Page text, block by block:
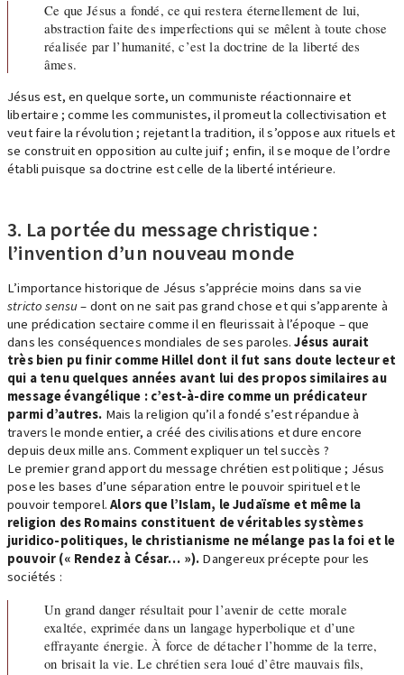
Ce que Jésus a fondé, ce qui restera éternellement de lui,
abstraction faite des imperfections qui se mêlent à toute chose
réalisée par l’humanité, c’est la doctrine de la liberté des
âmes.
Jésus est, en quelque sorte, un communiste réactionnaire et
libertaire ; comme les communistes, il promeut la collectivisation et
veut faire la révolution ; rejetant la tradition, il s’oppose aux rituels et
se construit en opposition au culte juif ; enfin, il se moque de l’ordre
établi puisque sa doctrine est celle de la liberté intérieure.
3. La portée du message christique :
l’invention d’un nouveau monde
L’importance historique de Jésus s’apprécie moins dans sa vie
stricto sensu– dont on ne sait pas grand chose et qui s’apparente à
une prédication sectaire comme il en fleurissait à l’époque – que
dans les conséquences mondiales de ses paroles.Jésus aurait
très bien pu finir comme Hillel dont il fut sans doute lecteur et
qui a tenu quelques années avant lui des propos similaires au
message évangélique : c’est-à-dire comme un prédicateur
parmi d’autres. Mais la religion qu’il a fondé s’est répandue à
travers le monde entier, a créé des civilisations et dure encore
depuis deux mille ans. Comment expliquer un tel succès ?
Le premier grand apport du message chrétien est politique ; Jésus
pose les bases d’une séparation entre le pouvoir spirituel et le
pouvoir temporel.Alors que l’Islam, le Judaïsme et même la
religion des Romains constituent de véritables systèmes
juridico-politiques, le christianisme ne mélange pas la foi et le
pouvoir (« Rendez à César… »). Dangereux précepte pour les
sociétés :
Un grand danger résultait pour l’avenir de cette morale
exaltée, exprimée dans un langage hyperbolique et d’une
effrayante énergie. À force de détacher l’homme de la terre,
on brisait la vie. Le chrétien sera loué d’être mauvais fils,